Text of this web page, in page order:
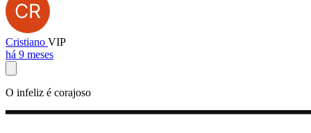
Cristiano VIP
há 9 meses
O infeliz é corajoso